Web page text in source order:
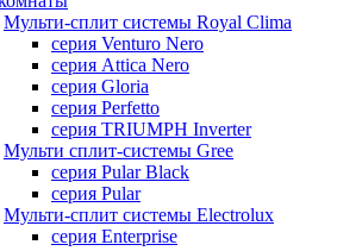
Мульти-сплит системы Royal Clima
серия Venturo Nero
серия Attica Nero
серия Gloria
серия Perfetto
серия TRIUMPH Inverter
Мульти сплит-системы Gree
серия Pular Black
серия Pular
Мульти-сплит системы Electrolux
серия Enterprise